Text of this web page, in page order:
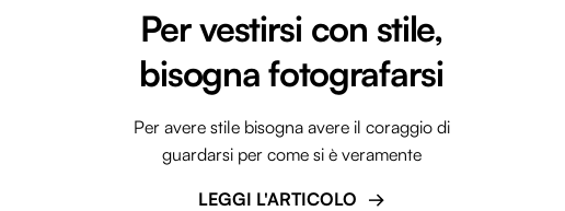
Per vestirsi con stile,
bisogna fotografarsi
Per avere stile bisogna avere il coraggio di
guardarsi per come si è veramente
LEGGI L'ARTICOLO